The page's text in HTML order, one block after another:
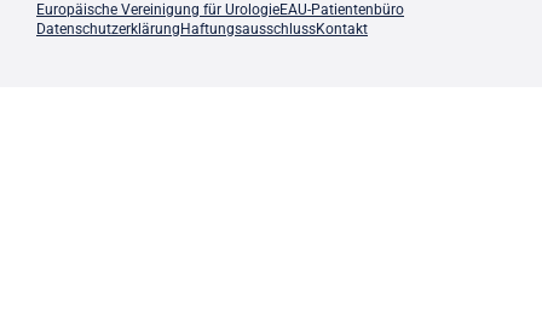
Europäische Vereinigung für UrologieEAU-Patientenbüro
Datenschutzerklärung HaftungsausschlussKontakt